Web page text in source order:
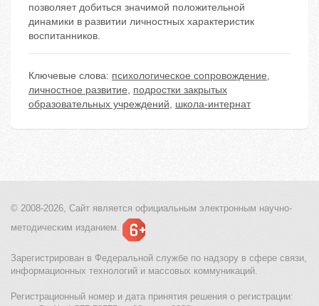
позволяет добиться значимой положительной
динамики в развитии личностных характеристик
воспитанников.
Ключевые слова: психологическое сопровождение,
личностное развитие, подростки закрытых
образовательных учреждений, школа-интернат
© 2008-2026, Сайт является официальным электронным научно-
методическим изданием.
Зарегистрирован в Федеральной службе по надзору в сфере связи,
информационных технологий и массовых коммуникаций.
Регистрационный номер и дата принятия решения о регистрации: